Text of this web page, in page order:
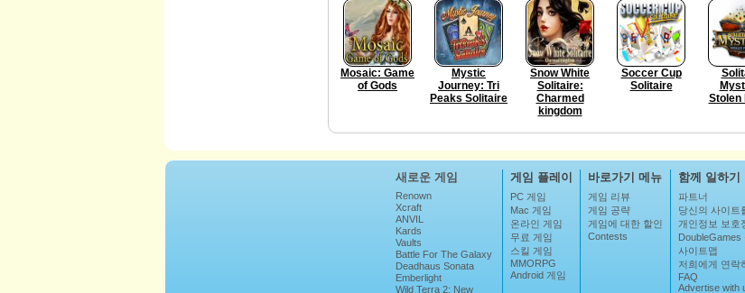
Mosaic: Game
of Gods
Mystic
Journey: Tri
Peaks Solitaire
Snow White
Solitaire:
Charmed
kingdom
Soccer Cup
Solitaire
Stolen
새로운 게임
Renown
Xcraft
ANVIL
Kards
Vaults
Battle For The Galaxy
Deadhaus Sonata
Emberlight
Wild Terra 2: New
게임 플레이
PC 게임
Mac 게임
온라인 게임
무료 게임
스킬 게임
MMORPG
Android 게임
바로가기 메뉴
게임 리뷰
게임 공략
게임에 대한 할인
Contests
함께 일하기
파트너
당신의 사이트
개인정보 보호
DoubleGames
사이트맵
저희에게 연락
FAQ
Advertise with